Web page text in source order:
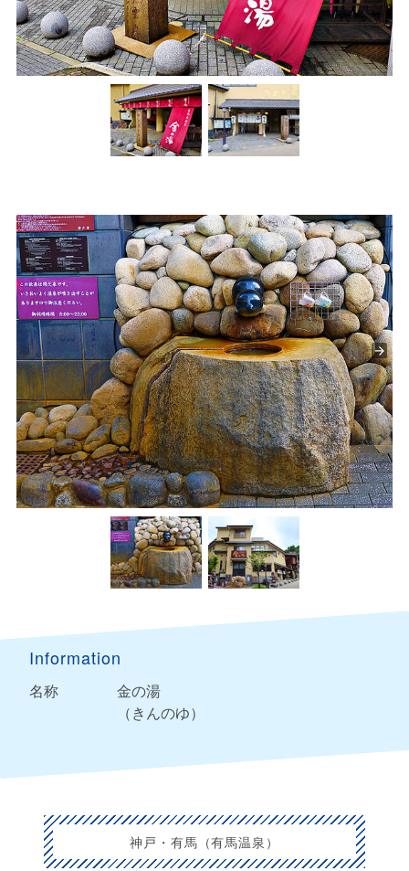
Information
名称
金の湯
（きんのゆ）
神戸・有馬（有馬温泉）